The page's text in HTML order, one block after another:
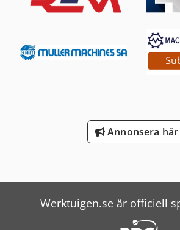
Annonsera här
Werktuigen.se är officiell